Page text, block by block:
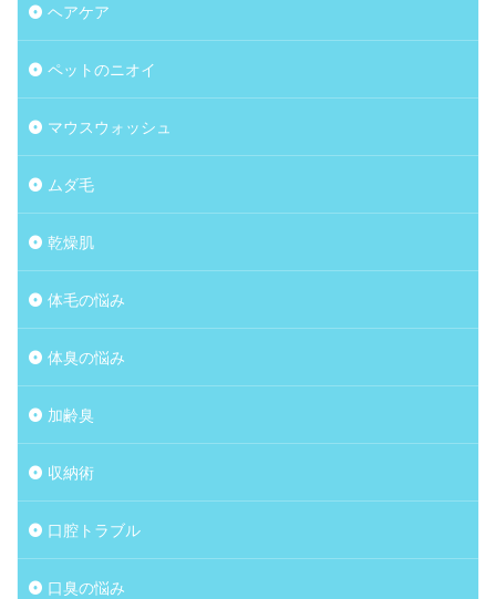
ヘアケア
ペットのニオイ
マウスウォッシュ
ムダ毛
乾燥肌
体毛の悩み
体臭の悩み
加齢臭
収納術
口腔トラブル
口臭の悩み